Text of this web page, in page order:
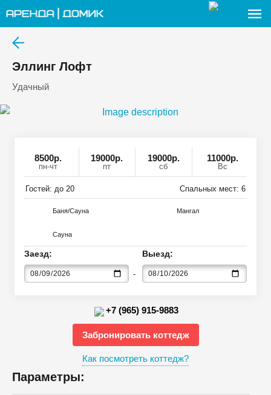
Эллинг Лофт
Удачный
8500р.
пн-чт
19000р.
пт
19000р.
сб
11000р.
Вс
Гостей: до 20 Спальных мест: 6
Баня/Сауна Мангал
Сауна
Заезд: Выезд:
+7 (965) 915-9883
Забронировать коттедж
Как посмотреть коттедж?
Параметры: